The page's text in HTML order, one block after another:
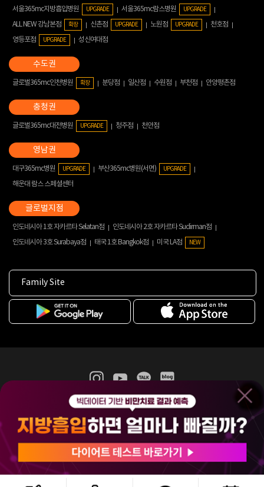
서울365mc지방흡입병원 UPGRADE 서울365mc람스병원 UPGRADE
ALL NEW 강남본점 확장 신촌점 UPGRADE 노원점 UPGRADE
천호점
영등포점
UPGRADE 성신여대점
글로벌365mc인천병원 확장 분당점 일산점 수원점 부천점 안양평촌점
글로벌365mc대전병원 UPGRADE 청주점 천안점
대구365mc병원 UPGRADE 부산365mc병원(서면) UPGRADE
해운대 람스 스페셜센터
인도네시아 1호 자카르타 Selatan점
인도네시아 2호 자카르타 Sudirman점
인도네시아 3호 Surabaya점
태국 1호 Bangkok점 미국 LA점 NEW
Family Site
365mc 병·의원 이용약관
홈페이지 이용약관
비급여진료수가
(주)365mcㅣ서울특별시 서초구 서초대로52길 7, 3~4층(서초동, 제일빌딩)
120-87-04354ㅣ김남철
COPYRIGHT(C) 2025 365mc. ALL RIGHTS RESERVED.